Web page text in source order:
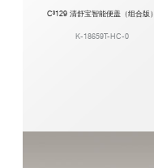
C³129 清舒宝智能便盖（组合版）
K-18659T-HC-0